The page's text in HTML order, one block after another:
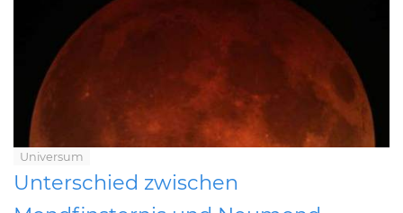
Universum
Unterschied zwischen